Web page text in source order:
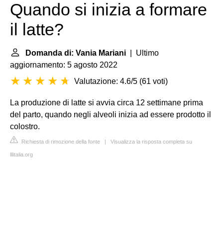
Quando si inizia a formare
il latte?
Domanda di: Vania Mariani | Ultimo
aggiornamento: 5 agosto 2022
Valutazione: 4.6/5 (61 voti)
La produzione di latte si avvia circa 12 settimane prima
del parto, quando negli alveoli inizia ad essere prodotto il
colostro.
Richiesta di rimozione della fonte | Visualizza la risposta completa su
lllitalia.org